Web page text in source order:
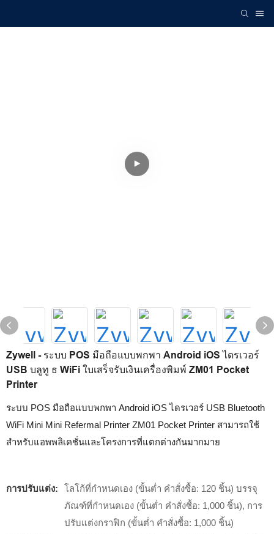
Zywell - ระบบ POS มือถือแบบพกพา Android iOS ไดรเวอร์
USB บลูทู ธ WiFi ใบเสร็จรับเงินเครื่องพิมพ์ ZM01 Pocket
Printer
ระบบ POS มือถือแบบพกพา Android iOS ไดรเวอร์ USB Bluetooth
WiFi Mini Mini Refermal Printer ZM01 Pocket Printer สามารถใช้
สำหรับแอพพลิเคชั่นและโครงการที่แตกต่างกันมากมาย
การปรับแต่ง:
โลโก้ที่กำหนดเอง (ขั้นต่ำ คำสั่งซื้อ: 120 ชิ้น) บรรจุ
ภัณฑ์ที่กำหนดเอง (ขั้นต่ำ คำสั่งซื้อ: 1,000 ชิ้น), การ
ปรับแต่งกราฟิก (ขั้นต่ำ คำสั่งซื้อ: 1,000 ชิ้น)